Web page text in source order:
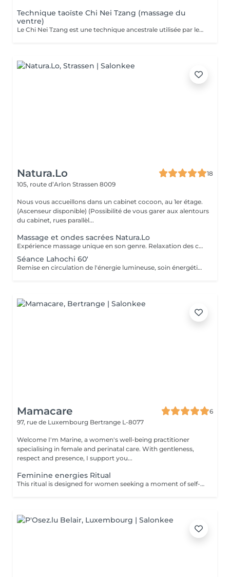
Technique taoïste Chi Nei Tzang (massage du
ventre)
Le Chi Nei Tzang est une technique ancestrale utilisée par les moines taoïstes de la Chine qui signifie «travail de l'énergie des organes internes». Selon les taoïstes, chaque organe est lié à une émotion : la colère au foie, la peur aux reins. Notre ventre porte en lui les traces laissées par tous nos traumatismes et nos secrets les plus intimes. L'obstruction des organes internes bloque la libre circulation de l'énergie vitale, le Chi. Le massage agit en profondeur sur les viscères, les émotions et tous les systèmes vitaux du corps. Déroulement de la séance: Pendant le soin vous êtes allongés sur le dos : le torse et le ventre nus, le bas du ventre et les jambes sont couverts ainsi que la poitrine chez les femmes. Pendant la séance vous portez un masque sur les yeux pour pouvoir vous détendre complètement. Mais vous restez attentifs à vos sensations ! À tout moment, si quelque chose vous inquiète ou vous dérange, (certains points de l'intestin peuvent être sensibles !) n'hésitez pas me signaler. Lors de massage j'utilise de l'huile de sésame ou d'amande douce. Aux certains moments lors de soin je prononce «six sons de guérison» qui possèdent un potentiel vibratoire qui participe du nettoyage des organes. Des pressions souples et profondes, appliquées directement sur les organes ou sur des points réflexes, permettent aux énergies ou aux émotions prisonnières, de se libérer. Le massage se termine par le drainage lymphatique et l'équilibrage des pouls.
Natura.Lo
18
105, route d’Arlon Strassen 8009
Nous vous accueillons dans un cabinet cocoon, au 1er étage.
(Ascenseur disponible) (Possibilité de vous garer aux alentours
du cabinet, rues parallèl...
Massage et ondes sacrées Natura.Lo
Expérience massage unique en son genre. Relaxation des corps et soin sonore au tambour, bols tibétains et vocale accompagné de notre partenaire bien-être : Anne
Séance Lahochi 60'
Remise en circulation de l'énergie lumineuse, soin énergétique. Chèque cadeau disponible (Montant de votre choix, celui-ci est à indiquer lors de votre demande)
Mamacare
6
97, rue de Luxembourg Bertrange L-8077
Welcome I'm Marine, a women's well-being practitioner
specialising in female and perinatal care. With gentleness,
respect and presence, I support you...
Feminine energies Ritual
This ritual is designed for women seeking a moment of self-reconnection. It helps balance feminine energy, release emotional and energetic blockages, and strengthen the connection to intuition and creativity. Benefits: Deep relaxation, improved energy flow, renewed vitality, and mental clarity. The ritual includes a personalized consultation, a custom-blended oil, a meditation, and an energy healing session. Single session, deductible from a full support package.